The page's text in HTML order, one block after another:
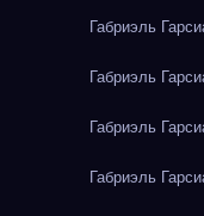
Габриэль
Габриэль
Габриэль
Габриэль